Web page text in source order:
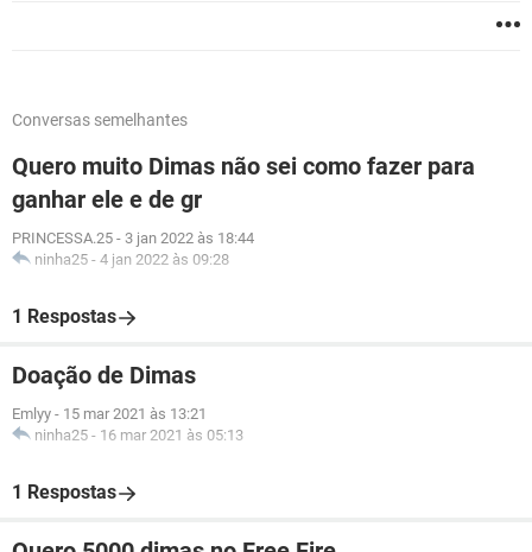
Conversas semelhantes
Quero muito Dimas não sei como fazer para
ganhar ele e de gr
PRINCESSA.25 - 3 jan 2022 às 18:44
ninha25 - 4 jan 2022 às 09:28
1 Respostas
Doação de Dimas
Emlyy - 15 mar 2021 às 13:21
ninha25 - 16 mar 2021 às 05:13
1 Respostas